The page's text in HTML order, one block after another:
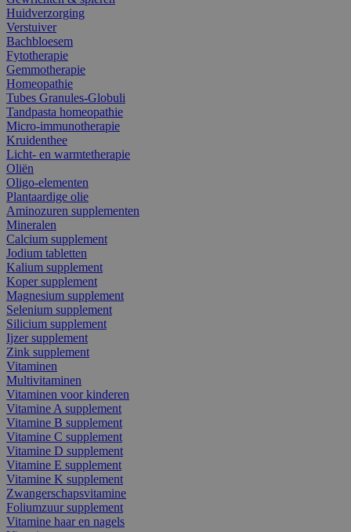
Huidverzorging
Verstuiver
Bachbloesem
Fytotherapie
Gemmotherapie
Homeopathie
Tubes Granules-Globuli
Tandpasta homeopathie
Micro-immunotherapie
Kruidenthee
Licht- en warmtetherapie
Oliën
Oligo-elementen
Plantaardige olie
Aminozuren supplementen
Mineralen
Calcium supplement
Jodium tabletten
Kalium supplement
Koper supplement
Magnesium supplement
Selenium supplement
Silicium supplement
Ijzer supplement
Zink supplement
Vitaminen
Multivitaminen
Vitaminen voor kinderen
Vitamine A supplement
Vitamine B supplement
Vitamine C supplement
Vitamine D supplement
Vitamine E supplement
Vitamine K supplement
Zwangerschapsvitamine
Foliumzuur supplement
Vitamine haar en nagels